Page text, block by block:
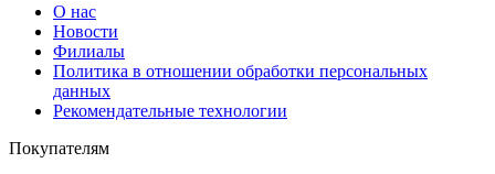
О нас
Новости
Филиалы
Политика в отношении обработки персональных
данных
Рекомендательные технологии
Покупателям